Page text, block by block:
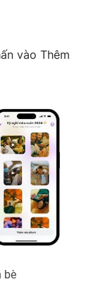
bằng AI
vào Thêm
bè